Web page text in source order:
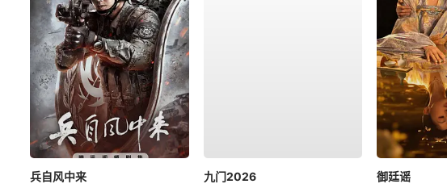
兵自风中来
九门2026
御廷谣